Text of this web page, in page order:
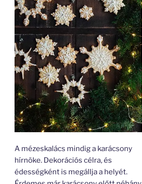
A mézeskalács mindig a karácsony
hírnöke. Dekorációs célra, és
édességként is megállja a helyét.